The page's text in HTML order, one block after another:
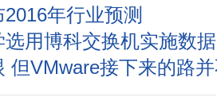
年行业预测
用博科交换机实施数
但VMware接下来的路